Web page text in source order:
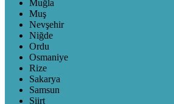
Muğla
Muş
Nevşehir
Niğde
Ordu
Osmaniye
Rize
Sakarya
Samsun
Siirt